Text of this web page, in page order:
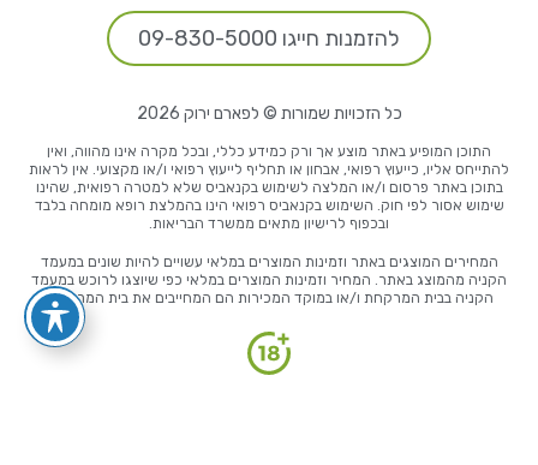
להזמנות חייגו 09-830-5000
כל הזכויות שמורות © לפארם ירוק 2026
התוכן המופיע באתר מוצע אך ורק כמידע כללי, ובכל מקרה אינו מהווה, ואין
להתייחס אליו, כייעוץ רפואי, אבחון או תחליף לייעוץ רפואי ו/או מקצועי. אין לראות
בתוכן באתר פרסום ו/או המלצה לשימוש בקנאביס שלא למטרה רפואית, שהינו
שימוש אסור לפי חוק. השימוש בקנאביס רפואי הינו בהמלצת רופא מומחה בלבד
ובכפוף לרישיון מתאים ממשרד הבריאות.
המחירים המוצגים באתר וזמינות המוצרים במלאי עשויים להיות שונים במעמד
הקניה מהמוצג באתר. המחיר וזמינות המוצרים במלאי כפי שיוצגו לרוכש במעמד
הקניה בבית המרקחת ו/או במוקד המכירות הם המחייבים את בית המרקחת.